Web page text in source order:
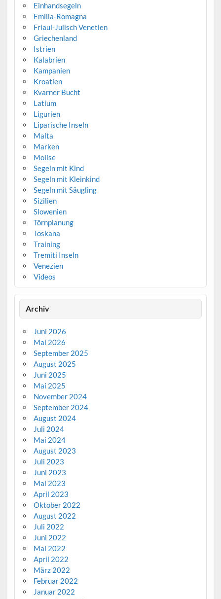
Einhandsegeln
Emilia-Romagna
Friaul-Julisch Venetien
Griechenland
Istrien
Kalabrien
Kampanien
Kroatien
Kvarner Bucht
Latium
Ligurien
Liparische Inseln
Malta
Marken
Molise
Segeln mit Kind
Segeln mit Kleinkind
Segeln mit Säugling
Sizilien
Slowenien
Törnplanung
Toskana
Training
Tremiti Inseln
Venezien
Videos
Archiv
Juni 2026
Mai 2026
September 2025
August 2025
Juni 2025
Mai 2025
November 2024
September 2024
August 2024
Juli 2024
Mai 2024
August 2023
Juli 2023
Juni 2023
Mai 2023
April 2023
Oktober 2022
August 2022
Juli 2022
Juni 2022
Mai 2022
April 2022
März 2022
Februar 2022
Januar 2022